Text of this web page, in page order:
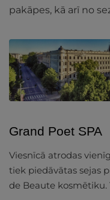
pakāpes, kā arī no
Grand Poet SPA
Viesnīcā atrodas
tiek piedāvātas sejas
de Beaute